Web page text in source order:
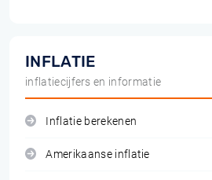
INFLATIE
inflatiecijfers en informatie
Inflatie berekenen
Amerikaanse inflatie